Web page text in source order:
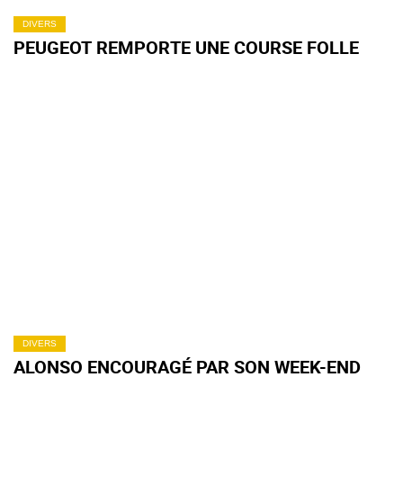
DIVERS
PEUGEOT REMPORTE UNE COURSE FOLLE
DIVERS
ALONSO ENCOURAGÉ PAR SON WEEK-END